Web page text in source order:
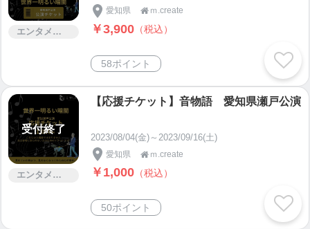
エンタメ・コンサート
愛知県  ｍ.create
￥3,900 （税込）
58ポイント
受付終了
エンタメ・コンサート
【応援チケット】音物語 愛知県瀬戸公演
2023/08/04(金)～2023/09/16(土)
愛知県  ｍ.create
￥1,000 （税込）
50ポイント